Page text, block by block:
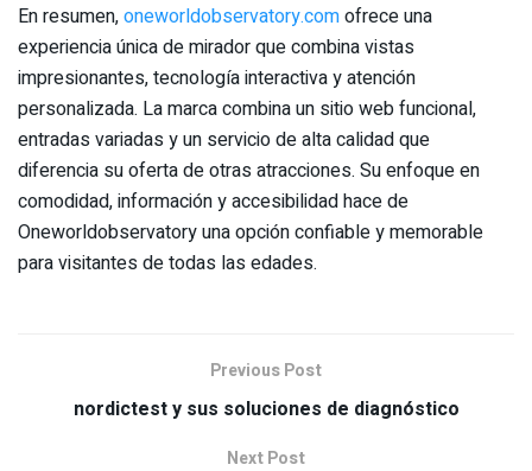
En resumen,oneworldobservatory.comofrece una
experiencia única de mirador que combina vistas
impresionantes, tecnología interactiva y atención
personalizada. La marca combina un sitio web funcional,
entradas variadas y un servicio de alta calidad que
diferencia su oferta de otras atracciones. Su enfoque en
comodidad, información y accesibilidad hace de
Oneworldobservatory una opción confiable y memorable
para visitantes de todas las edades.
Previous Post
nordictest y sus soluciones de diagnóstico
Next Post